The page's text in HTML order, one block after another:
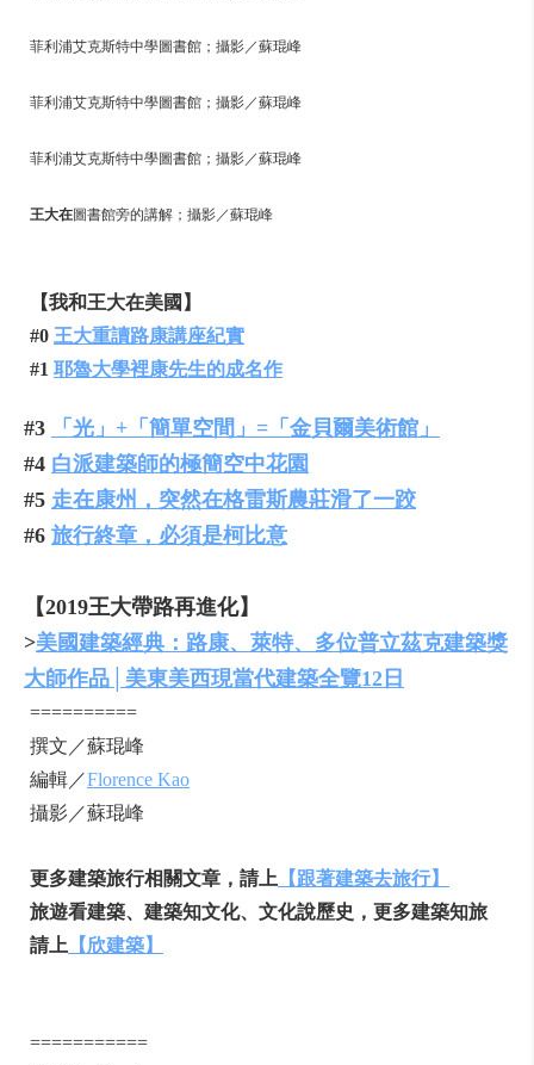
菲利浦艾克斯特中學圖書館；攝影／蘇琨峰
菲利浦艾克斯特中學圖書館；攝影／蘇琨峰
菲利浦艾克斯特中學圖書館；攝影／蘇琨峰
王大在圖書館旁的講解；攝影／蘇琨峰
【我和王大在美國】
#0 王大重讀路康講座紀實
#1 耶魯大學裡康先生的成名作
#3
「光」+「簡單空間」=「金貝爾美術館」
#4 白派建築師的極簡空中花園
#5 走在康州，突然在格雷斯農莊滑了一跤
#6 旅行終章，必須是柯比意
【2019王大帶路再進化】
>美國建築經典：路康、萊特、多位普立茲克建築獎
大師作品│美東美西現當代建築全覽12日
==========
撰文／蘇琨峰
編輯／Florence Kao
攝影／蘇琨峰
更多建築旅行相關文章，請上 【跟著建築去旅行】
旅遊看建築、建築知文化、文化說歷史，更多建築知旅
請上 【欣建築】
===========